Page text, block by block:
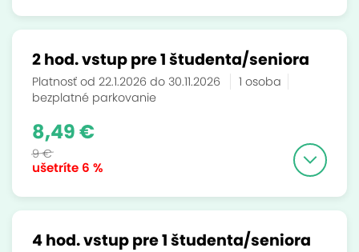
2 hod. vstup pre 1 študenta/seniora
Platnosť od 22.1.2026 do 30.11.2026
1 osoba
bezplatné parkovanie
ušetríte 6 %
8,49 €
9 €
4 hod. vstup pre 1 študenta/seniora